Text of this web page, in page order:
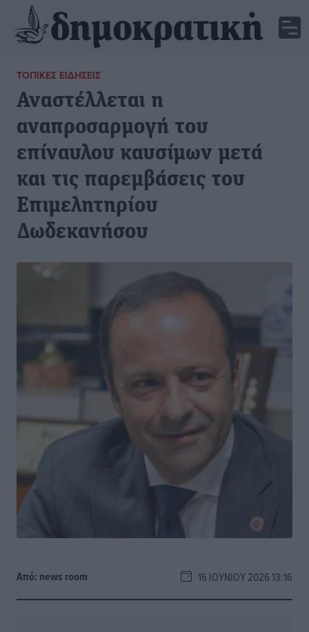
ΤΟΠΙΚΈΣ ΕΙΔΉΣΕΙΣ
Αναστέλλεται η
αναπροσαρμογή του
επίναυλου καυσίμων μετά
και τις παρεμβάσεις του
Επιμελητηρίου
Δωδεκανήσου
Από: news room 16 ΙΟΥΝΊΟΥ 2026 13:16